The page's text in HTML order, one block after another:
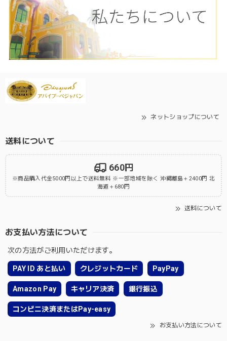
ネットショップについて
送料について
660円
※商品購入代金5000円以上で送料無料 ※一部地域を除く 沖縄離島＋2400円 北
海道＋680円
送料について
お支払い方法について
次の方法がご利用いただけます。
PAY ID あと払い クレジットカード PayPay
Amazon Pay キャリア決済 銀行振込
コンビニ決済またはPay-easy
お支払い方法について